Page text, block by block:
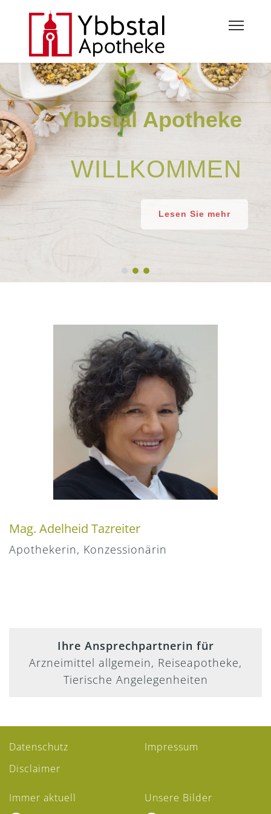
Ybbstal Apotheke
WILLKOMMEN
Lesen Sie mehr
Mag. Adelheid Tazreiter
Apothekerin, Konzessionärin
Ihre Ansprechpartnerin für
Arzneimittel allgemein, Reiseapotheke,
Tierische Angelegenheiten
Datenschutz
Disclaimer
Impressum
Immer aktuell
Unsere Bilder